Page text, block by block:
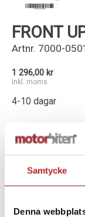
Samtycke
Denna
FRONT
Artnr. 7000-
1 296,00 kr
Inkl. moms
4-10 dagar
- +